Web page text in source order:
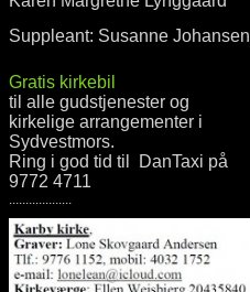
Suppleant: Susanne Johansen
Gratis kirkebil
til alle gudstjenester og
kirkelige arrangementer i
Sydvestmors.
Ring i god tid til DanTaxi på
9772 4711
...................